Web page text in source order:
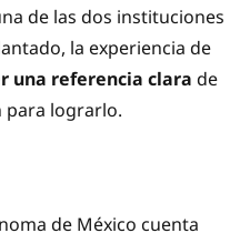
de las dos instituciones
la experiencia de
una referencia clara de
para lograrlo.
de México cuenta